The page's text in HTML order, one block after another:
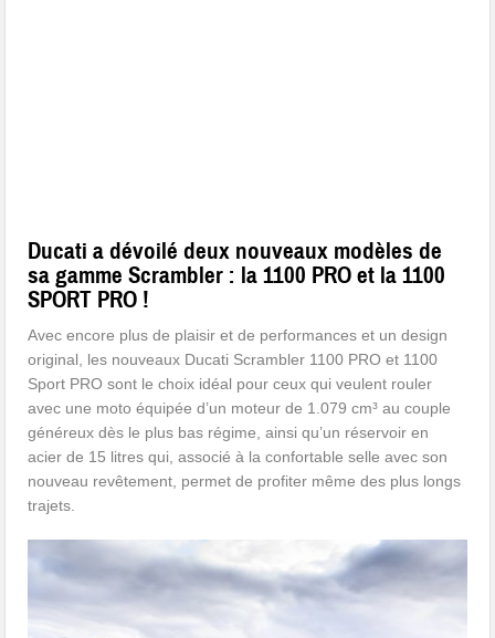
Ducati a dévoilé deux nouveaux modèles de
sa gamme Scrambler : la 1100 PRO et la 1100
SPORT PRO !
Avec encore plus de plaisir et de performances et un design
original, les nouveaux Ducati Scrambler 1100 PRO et 1100
Sport PRO sont le choix idéal pour ceux qui veulent rouler
avec une moto équipée d’un moteur de 1.079 cm³ au couple
généreux dès le plus bas régime, ainsi qu’un réservoir en
acier de 15 litres qui, associé à la confortable selle avec son
nouveau revêtement, permet de profiter même des plus longs
trajets.